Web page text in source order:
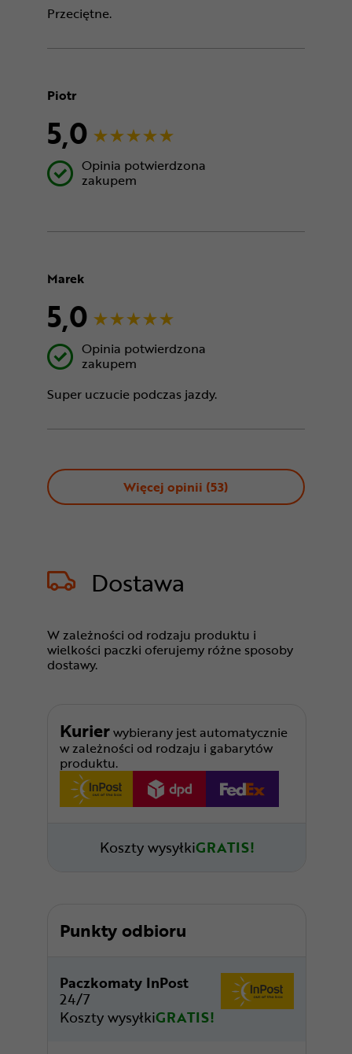
Przeciętne.
Piotr
5,0
Opinia potwierdzona
zakupem
Marek
5,0
Opinia potwierdzona
zakupem
Super uczucie podczas jazdy.
Więcej opinii (53)
Dostawa
W zależności od rodzaju produktu i
wielkości paczki oferujemy różne sposoby
dostawy.
Kurierwybierany jest automatycznie
w zależności od rodzaju i gabarytów
produktu.
Koszty wysyłkiGRATIS!
Punkty odbioru
Paczkomaty InPost
24/7
Koszty wysyłkiGRATIS!